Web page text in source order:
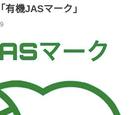
有機JASマーク」